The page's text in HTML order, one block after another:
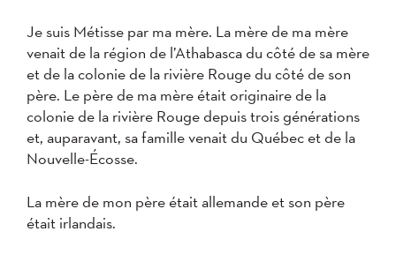
Je suis Métisse par ma mère. La mère de ma mère
venait de la région de l’Athabasca du côté de sa mère
et de la colonie de la rivière Rouge du côté de son
père. Le père de ma mère était originaire de la
colonie de la rivière Rouge depuis trois générations
et, auparavant, sa famille venait du Québec et de la
Nouvelle-Écosse.
La mère de mon père était allemande et son père
était irlandais.